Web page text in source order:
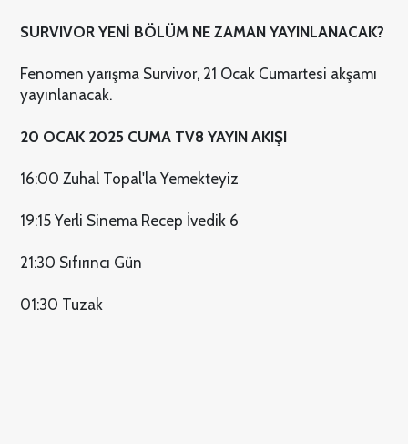
SURVIVOR YENİ BÖLÜM NE ZAMAN YAYINLANACAK?
Fenomen yarışma Survivor, 21 Ocak Cumartesi akşamı
yayınlanacak.
20 OCAK 2025 CUMA TV8 YAYIN AKIŞI
16:00 Zuhal Topal'la Yemekteyiz
19:15 Yerli Sinema Recep İvedik 6
21:30 Sıfırıncı Gün
01:30 Tuzak